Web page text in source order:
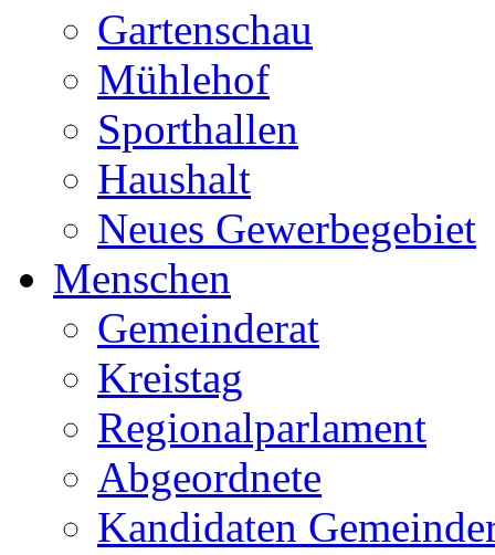
Gartenschau
Mühlehof
Sporthallen
Haushalt
Neues Gewerbegebiet
Menschen
Gemeinderat
Kreistag
Regionalparlament
Abgeordnete
Kandidaten